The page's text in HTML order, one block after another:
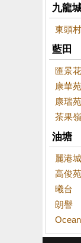
九龍
東頭村
藍田
匯景
康華苑
康瑞苑
茶果
油塘
麗港城
高俊苑
曦台
朗譽